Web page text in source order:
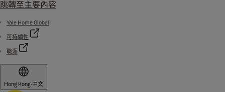
跳轉至主要內容
Yale Home Global
可持續性
職涯
Hong Kong·中文